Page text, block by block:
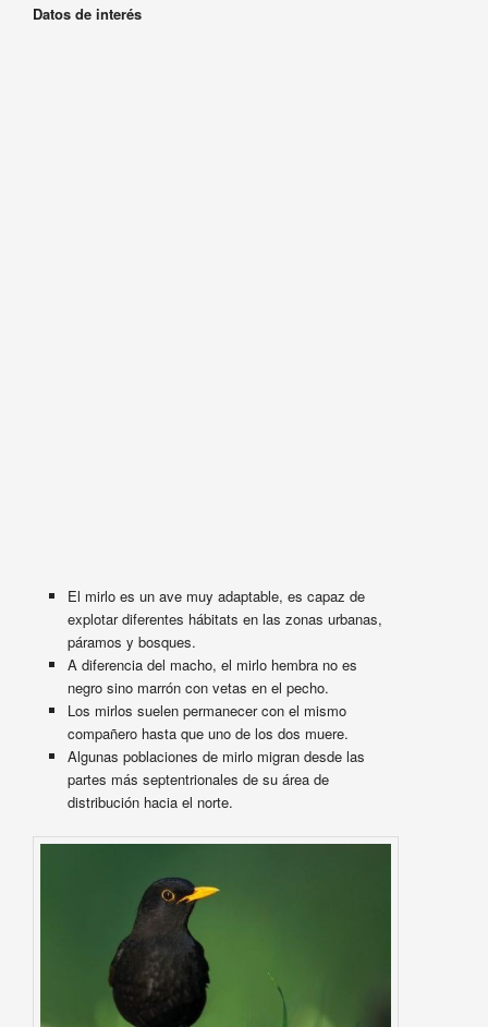
Datos de interés
El mirlo es un ave muy adaptable, es capaz de
explotar diferentes hábitats en las zonas urbanas,
páramos y bosques.
A diferencia del macho, el mirlo hembra no es
negro sino marrón con vetas en el pecho.
Los mirlos suelen permanecer con el mismo
compañero hasta que uno de los dos muere.
Algunas poblaciones de mirlo migran desde las
partes más septentrionales de su área de
distribución hacia el norte.